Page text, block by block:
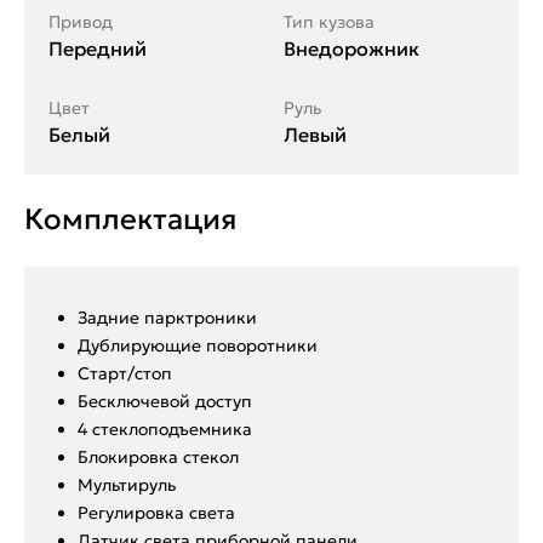
Привод
Передний
Тип кузова
Внедорожник
Цвет
Белый
Руль
Левый
Комплектация
Задние парктроники
Дублирующие поворотники
Старт/стоп
Бесключевой доступ
4 стеклоподъемника
Блокировка стекол
Мультируль
Регулировка света